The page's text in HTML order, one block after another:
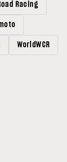
Racing
WorldWCR